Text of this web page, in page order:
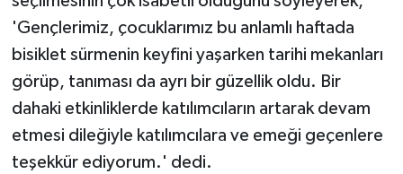
'Gençlerimiz, çocuklarımız bu anlamlı haftada
bisiklet sürmenin keyfini yaşarken tarihi mekanları
görüp, tanıması da ayrı bir güzellik oldu. Bir
dahaki etkinliklerde katılımcıların artarak devam
etmesi dileğiyle katılımcılara ve emeği geçenlere
teşekkür ediyorum.' dedi.